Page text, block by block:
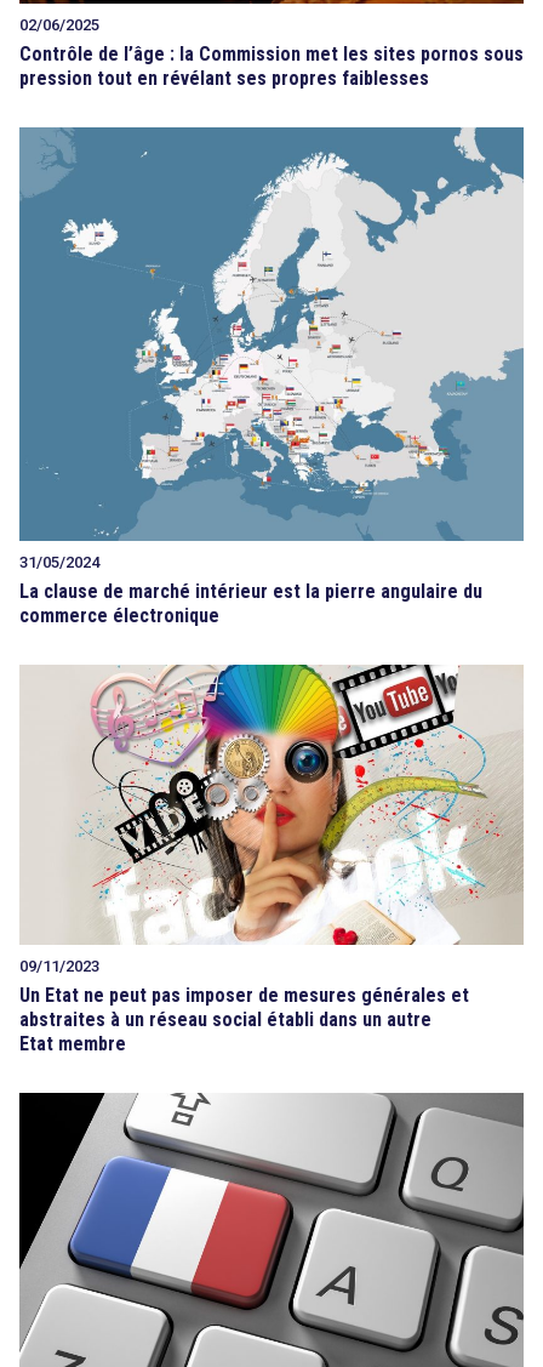
02/06/2025
Contrôle de l’âge : la Commission met les sites pornos sous
pression tout en révélant ses propres faiblesses
31/05/2024
La clause de marché intérieur est la pierre angulaire du
commerce électronique
09/11/2023
Un Etat ne peut pas imposer de mesures générales et
abstraites à un réseau social établi dans un autre
Etat membre